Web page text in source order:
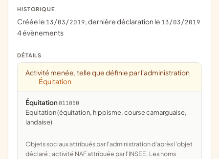
HISTORIQUE
Créée le 13/03/2019, dernière déclaration le 13/03/2019
4 évènements
DÉTAILS
Activité menée, telle que définie par l'administration
Équitation
Équitation 011050
Equitation (équitation, hippisme, course camarguaise,
landaise)
Objets sociaux attribués par l'administration d'après l'objet
déclaré ; activité NAF attribuée par l'INSEE. Les noms